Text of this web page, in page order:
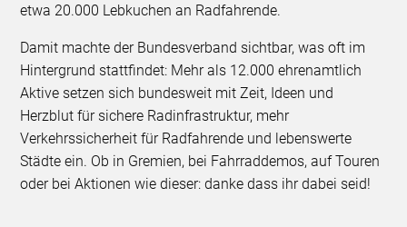
etwa 20.000 Lebkuchen an Radfahrende.
Damit machte der Bundesverband sichtbar, was oft im
Hintergrund stattfindet: Mehr als 12.000 ehrenamtlich
Aktive setzen sich bundesweit mit Zeit, Ideen und
Herzblut für sichere Radinfrastruktur, mehr
Verkehrssicherheit für Radfahrende und lebenswerte
Städte ein. Ob in Gremien, bei Fahrraddemos, auf Touren
oder bei Aktionen wie dieser: danke dass ihr dabei seid!